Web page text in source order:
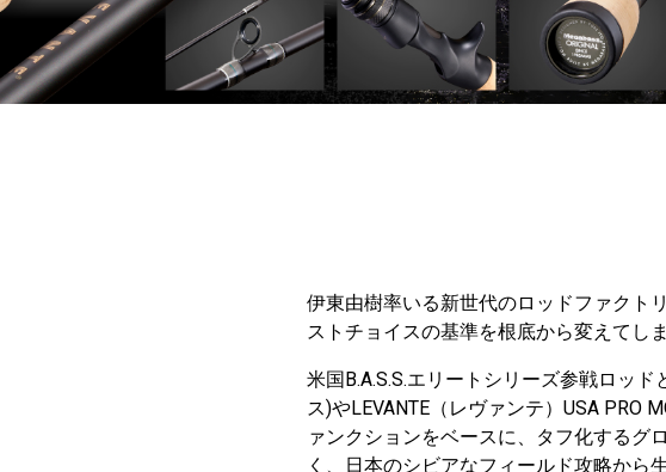
伊東由樹率いる新世代のロッドファクト
ストチョイスの基準を根底から変えてし
米国B.A.S.S.エリートシリーズ参戦ロッ
ス)やLEVANTE（レヴァンテ）USA PRO
ァンクションをベースに、タフ化するグ
く、日本のシビアなフィールド攻略か